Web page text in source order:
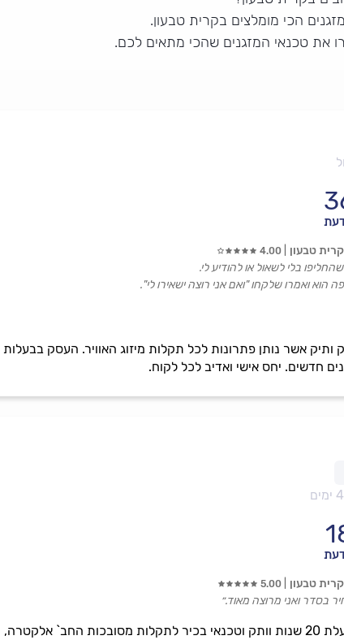
הכי מומלצים בקרית טבעון.
את טכנאי המזגנים שהכי מתאים לכם.
ותיק אשר נותן פתרונות לכל תקלות מיזוג האוויר. העסק
חדשים. יחס אישי ואדיב לכל לקוח.
טבעון 4.00
בלי לשאול או להודיע לי.
הוא ואמרו שלקחו "ואם אני רוצה ישאירו לי".
גמור״
טבעון 5.00
בסדר ואני מרוצה מאוד.״